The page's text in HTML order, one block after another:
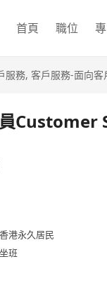
首頁 職位
服務, 客戶服務-面向客
港永久居民
班